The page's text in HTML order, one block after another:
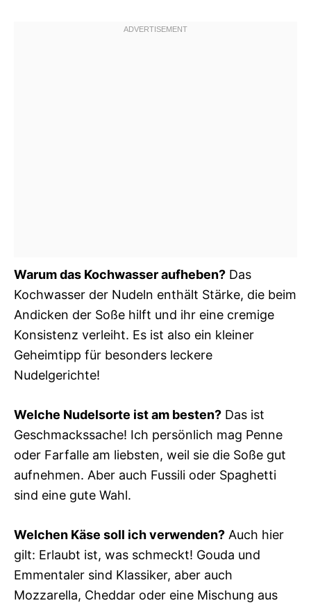
Warum das Kochwasser aufheben? Das
Kochwasser der Nudeln enthält Stärke, die beim
Andicken der Soße hilft und ihr eine cremige
Konsistenz verleiht. Es ist also ein kleiner
Geheimtipp für besonders leckere
Nudelgerichte!
Welche Nudelsorte ist am besten? Das ist
Geschmackssache! Ich persönlich mag Penne
oder Farfalle am liebsten, weil sie die Soße gut
aufnehmen. Aber auch Fussili oder Spaghetti
sind eine gute Wahl.
Welchen Käse soll ich verwenden? Auch hier
gilt: Erlaubt ist, was schmeckt! Gouda und
Emmentaler sind Klassiker, aber auch
Mozzarella, Cheddar oder eine Mischung aus